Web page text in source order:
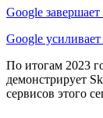
Google
Google
По итогам 2023
демонстрирует
сервисов этого